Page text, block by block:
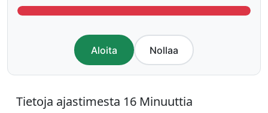
Aloita Nollaa
Tietoja ajastimesta 16 Minuuttia